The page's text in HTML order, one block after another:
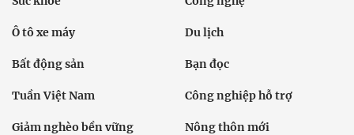
Ô tô xe máy Du lịch
Bất động sản Bạn đọc
Tuần Việt Nam Công nghiệp hỗ trợ
Giảm nghèo bền vững Nông thôn mới